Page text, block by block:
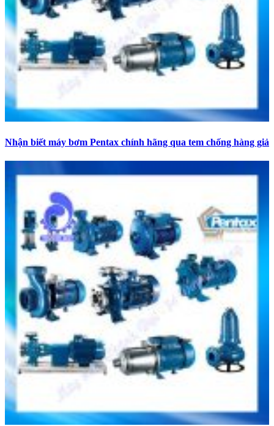
Nhận biết máy bơm Pentax chính hãng qua tem chống hàng giả